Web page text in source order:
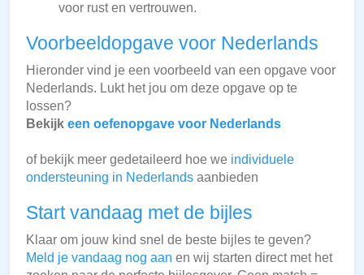
voor rust en vertrouwen.
Voorbeeldopgave voor Nederlands
Hieronder vind je een voorbeeld van een opgave voor
Nederlands. Lukt het jou om deze opgave op te
lossen?
Bekijk een oefenopgave voor Nederlands
of bekijk meer gedetaileerd hoe we individuele
ondersteuning in Nederlands aanbieden
Start vandaag met de bijles
Klaar om jouw kind snel de beste bijles te geven?
Meld je vandaag nog aan en wij starten direct met het